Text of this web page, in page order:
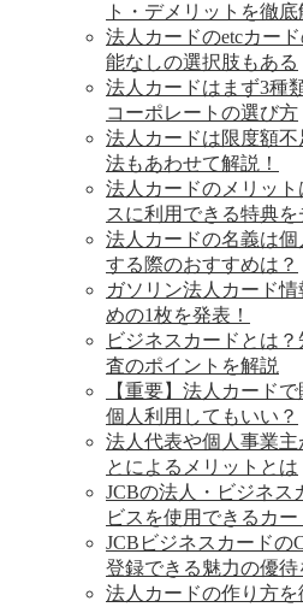
ト・デメリットを徹底
法人カードのetcカー
能なしの選択肢もある
法人カードはまず3種
コーポレートの選び方
法人カードは限度額
法もあわせて解説！
法人カードのメリッ
スに利用できる特典を
法人カードの名義は
する際のおすすめは？
ガソリン法人カード
めの1枚を発表！
ビジネスカードとは
査のポイントを解説
【重要】法人カード
個人利用してもいい？
法人代表や個人事業
とによるメリットとは
JCBの法人・ビジネス
ビスを使用できるカー
JCBビジネスカードの
登録できる魅力の優待
法人カードの作り方